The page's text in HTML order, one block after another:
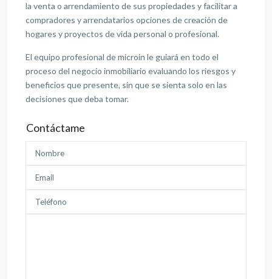
la venta o arrendamiento de sus propiedades y facilitar a
compradores y arrendatarios opciones de creación de
hogares y proyectos de vida personal o profesional.
El equipo profesional de microin le guiará en todo el
proceso del negocio inmobiliario evaluando los riesgos y
beneficios que presente, sin que se sienta solo en las
decisiones que deba tomar.
Contáctame